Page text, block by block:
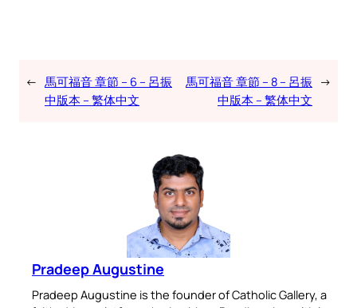
← 馬可福音 章節 – 6 – 呂振
中版本 – 繁体中文
馬可福音 章節 – 8 – 呂振
中版本 – 繁体中文
→
Pradeep Augustine
Pradeep Augustine is the founder of Catholic Gallery, a